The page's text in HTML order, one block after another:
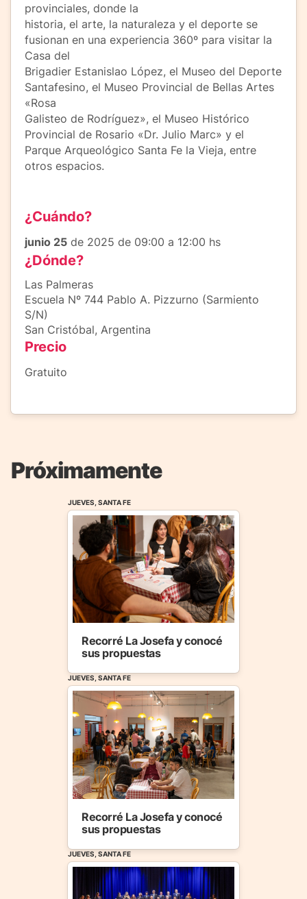
provinciales, donde la
historia, el arte, la naturaleza y el deporte se
fusionan en una experiencia 360º para visitar la
Casa del
Brigadier Estanislao López, el Museo del Deporte
Santafesino, el Museo Provincial de Bellas Artes
«Rosa
Galisteo de Rodríguez», el Museo Histórico
Provincial de Rosario «Dr. Julio Marc» y el
Parque Arqueológico Santa Fe la Vieja, entre
otros espacios.
¿Cuándo?
junio 25 de 2025 de 09:00 a 12:00 hs
¿Dónde?
Las Palmeras
Escuela Nº 744 Pablo A. Pizzurno (Sarmiento
S/N)
San Cristóbal, Argentina
Precio
Gratuito
Próximamente
JUEVES, SANTA FE
Recorré La Josefa y conocé
sus propuestas
JUEVES, SANTA FE
Recorré La Josefa y conocé
sus propuestas
JUEVES, SANTA FE